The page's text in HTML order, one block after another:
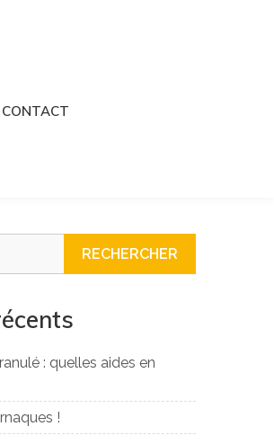
CONTACT
: quelles aides en
!